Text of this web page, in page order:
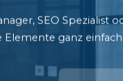
SEO Spezialist
Elemente ganz